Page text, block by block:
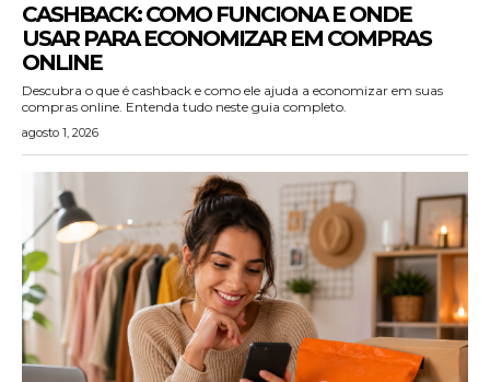
CASHBACK: COMO FUNCIONA E ONDE
USAR PARA ECONOMIZAR EM COMPRAS
ONLINE
Descubra o que é cashback e como ele ajuda a economizar em suas
compras online. Entenda tudo neste guia completo.
agosto 1, 2026